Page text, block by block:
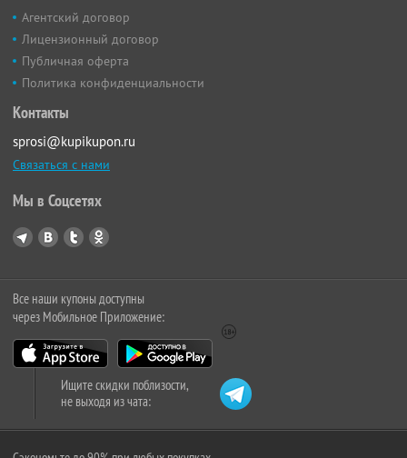
Агентский договор
Лицензионный договор
Публичная оферта
Политика конфиденциальности
Контакты
sprosi@kupikupon.ru
Связаться с нами
Мы в Соцсетях
Все наши купоны доступны
через Мобильное Приложение:
Ищите скидки поблизости,
не выходя из чата: